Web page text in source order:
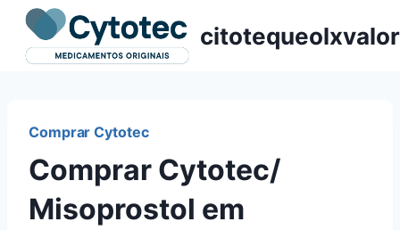
Pular
para
citotequeolxvalor
Comprar Cytotec
Comprar Cytotec/
Misoprostol em